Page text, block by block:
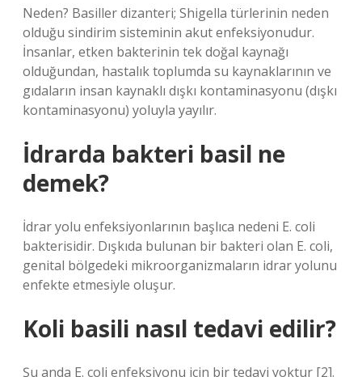
Neden? Basiller dizanteri; Shigella türlerinin neden
olduğu sindirim sisteminin akut enfeksiyonudur.
İnsanlar, etken bakterinin tek doğal kaynağı
olduğundan, hastalık toplumda su kaynaklarının ve
gıdaların insan kaynaklı dışkı kontaminasyonu (dışkı
kontaminasyonu) yoluyla yayılır.
İdrarda bakteri basil ne
demek?
İdrar yolu enfeksiyonlarının başlıca nedeni E. coli
bakterisidir. Dışkıda bulunan bir bakteri olan E. coli,
genital bölgedeki mikroorganizmaların idrar yolunu
enfekte etmesiyle oluşur.
Koli basili nasıl tedavi edilir?
Şu anda E. coli enfeksiyonu için bir tedavi yoktur [2].